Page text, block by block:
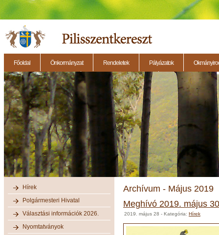
Főoldal Önkormányzat Rendeletek Pályázatok
2014.11.27. - Testületi ülés 2014.12.28. - Testületi ülés 2014.11.13. - Testületi
Hírek
Polgármesteri Hivatal
Választási információk 2026.
Nyomtatványok
Archívum - Május 2019
Meghívó 2019. május
2019. május 28 - Kategória: Hírek